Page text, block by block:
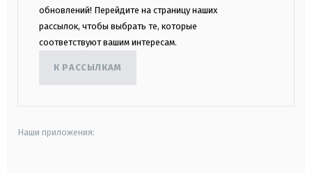
обновлений! Перейдите на страницу наших
рассылок, чтобы выбрать те, которые
соответствуют вашим интересам.
К РАССЫЛКАМ
Наши приложения: